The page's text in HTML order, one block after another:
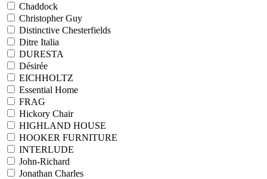
Chaddock
Christopher Guy
Distinctive Chesterfields
Ditre Italia
DURESTA
Désirée
EICHHOLTZ
Essential Home
FRAG
Hickory Chair
HIGHLAND HOUSE
HOOKER FURNITURE
INTERLUDE
John-Richard
Jonathan Charles